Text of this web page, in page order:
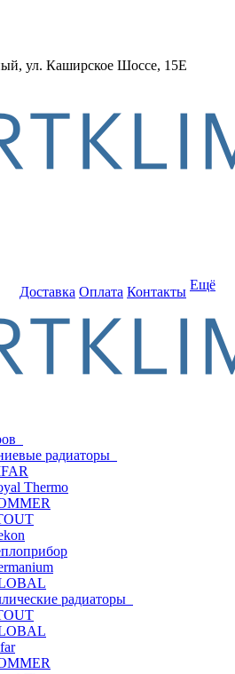
ул. Каширское Шоссе, 15Е
Доставка Оплата Контакты Ещё
радиаторы
Thermo
радиаторы